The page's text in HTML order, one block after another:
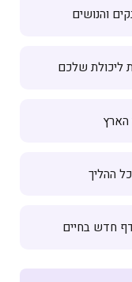
והנושים
ליכולת שלכם
הארץ
ההליך
חדש בחיים